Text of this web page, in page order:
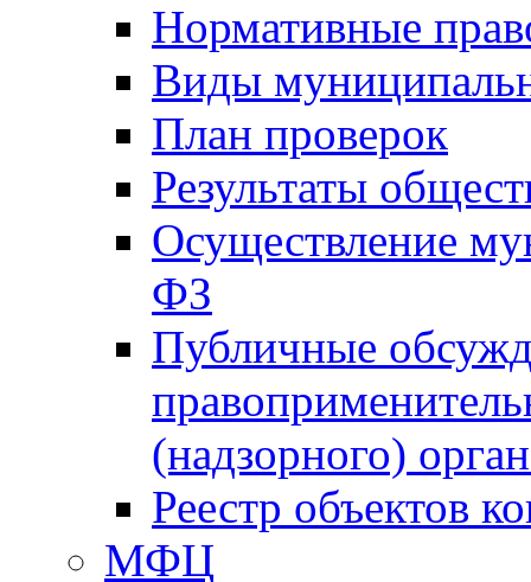
Нормативные
Виды
План проверок
Результаты
Осуществление
ФЗ
Публичные
(надзорного)
Реестр объектов
МФЦ